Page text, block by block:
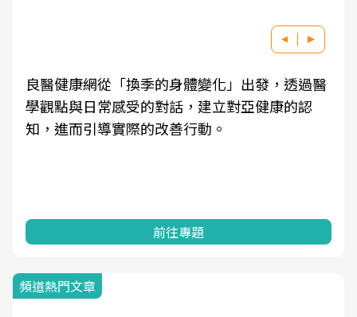
良醫健康網從「換季的身體變化」出發，透過醫
學觀點與日常感受的對話，建立對亞健康的認
知，進而引導實際的改善行動。
前往專題
頻道熱門文章